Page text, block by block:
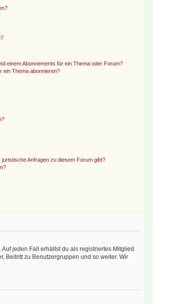
einem Abonnements für ein Thema oder Forum?
ein Thema abonnieren?
Anfragen zu diesem Forum gibt?
jeden Fall erhältst du als registriertes Mitglied
Beitritt zu Benutzergruppen und so weiter. Wir